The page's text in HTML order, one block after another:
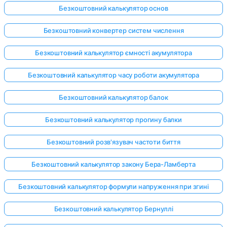
Безкоштовний калькулятор основ
Безкоштовний конвертер систем числення
Безкоштовний калькулятор ємності акумулятора
Безкоштовний калькулятор часу роботи акумулятора
Безкоштовний калькулятор балок
Безкоштовний калькулятор прогину балки
Безкоштовний розв'язувач частоти биття
Безкоштовний калькулятор закону Бера-Ламберта
Безкоштовний калькулятор формули напруження при згині
Безкоштовний калькулятор Бернуллі